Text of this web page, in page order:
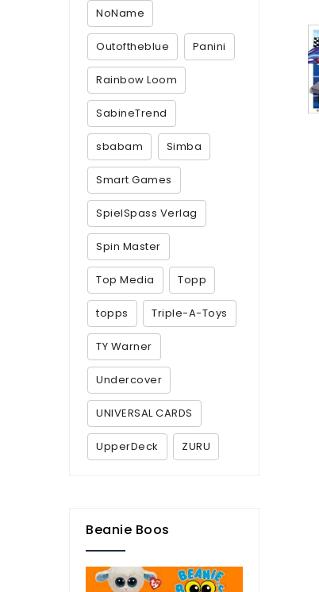
NoName
Outoftheblue Panini
Rainbow Loom
SabineTrend
sbabam Simba
Smart Games
SpielSpass Verlag
Spin Master
Top Media Topp
topps Triple-A-Toys
TY Warner
Undercover
UNIVERSAL CARDS
UpperDeck ZURU
Beanie Boos